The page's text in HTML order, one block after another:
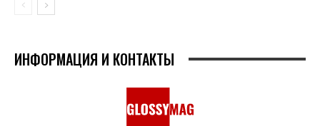
ИНФОРМАЦИЯ И КОНТАКТЫ